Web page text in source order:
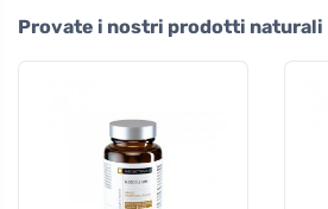
Provate i nostri prodotti naturali